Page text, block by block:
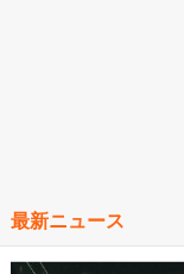
最新ニュース